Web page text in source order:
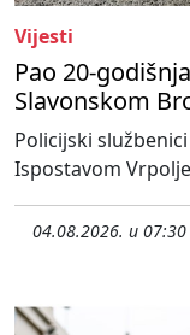
Vijesti
Pao 20-
Slavonskom
Policijski
Ispostavom
04.08.2026. u 07:30